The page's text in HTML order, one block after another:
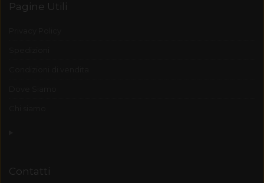
Pagine Utili
Contatti